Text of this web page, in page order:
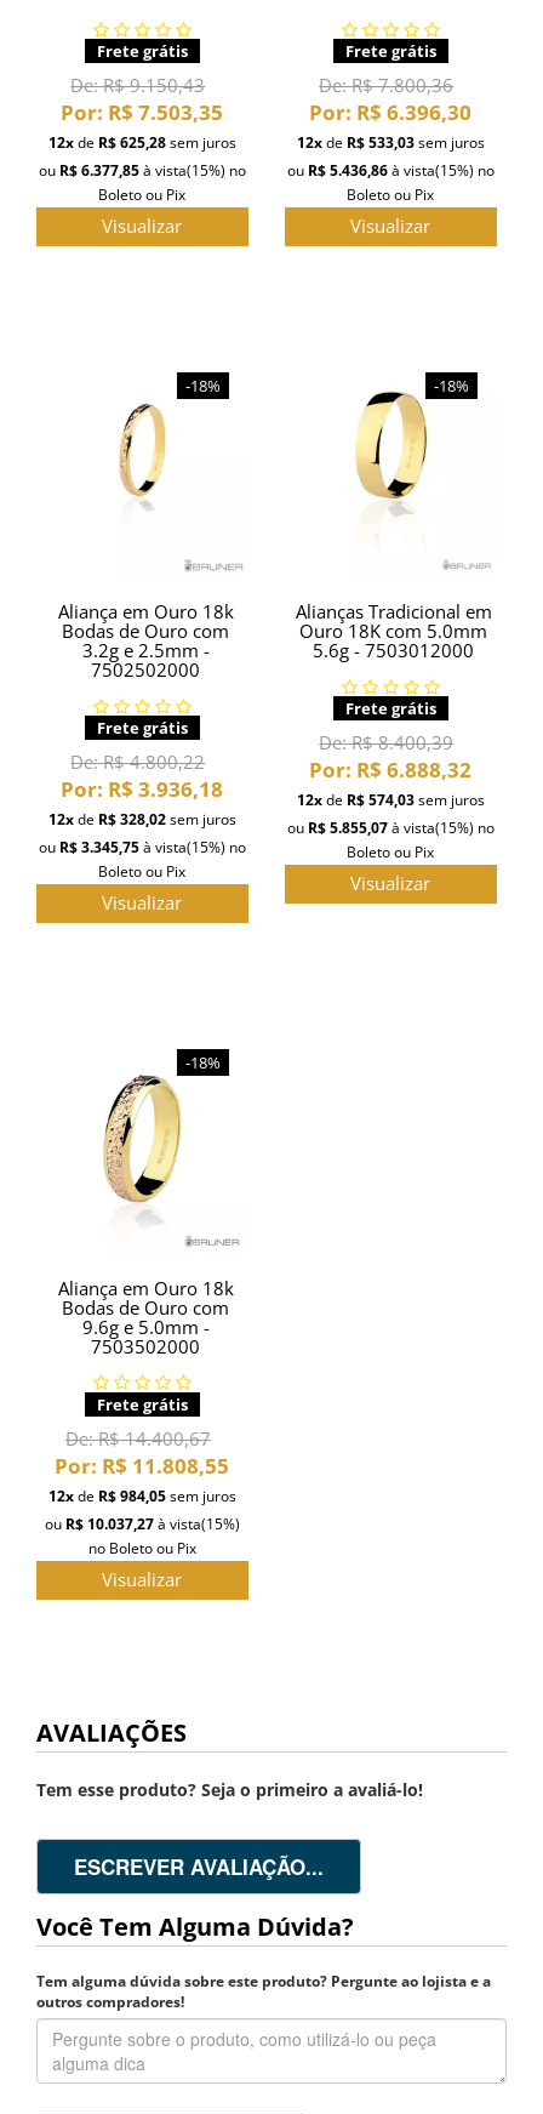
Frete grátis
De:R$ 9.150,43
Por: R$ 7.503,35
12xde R$ 625,28sem juros
ou R$ 6.377,85à vista(15%) no
Boleto ou Pix
Visualizar
Frete grátis
De:R$ 7.800,36
Por: R$ 6.396,30
12xde R$ 533,03sem juros
ou R$ 5.436,86à vista(15%) no
Boleto ou Pix
Visualizar
-18%
Aliança em Ouro 18k
Bodas de Ouro com
3.2g e 2.5mm -
7502502000
Frete grátis
De:R$ 4.800,22
Por: R$ 3.936,18
12xde R$ 328,02sem juros
ou R$ 3.345,75à vista(15%) no
Boleto ou Pix
Visualizar
-18%
Alianças Tradicional em
Ouro 18K com 5.0mm
5.6g - 7503012000
Frete grátis
De:R$ 8.400,39
Por: R$ 6.888,32
12xde R$ 574,03sem juros
ou R$ 5.855,07à vista(15%) no
Boleto ou Pix
Visualizar
-18%
Aliança em Ouro 18k
Bodas de Ouro com
9.6g e 5.0mm -
7503502000
Frete grátis
De:R$ 14.400,67
Por: R$ 11.808,55
12xde R$ 984,05sem juros
ou R$ 10.037,27à vista(15%)
no Boleto ou Pix
Visualizar
AVALIAÇÕES
Tem esse produto? Seja o primeiro a avaliá-lo!
ESCREVER AVALIAÇÃO...
Você Tem Alguma Dúvida?
Tem alguma dúvida sobre este produto? Pergunte ao lojista e a
outros compradores!